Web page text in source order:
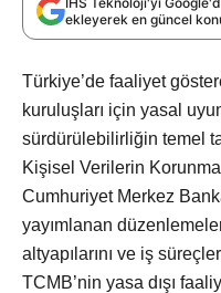
ekleyerek en güncel
Türkiye’de faaliyet
kuruluşları için yasal
sürdürülebilirliğin temel
Kişisel Verilerin
Cumhuriyet Merkez
yayımlanan
altyapılarını ve iş
TCMB’nin yasa dışı